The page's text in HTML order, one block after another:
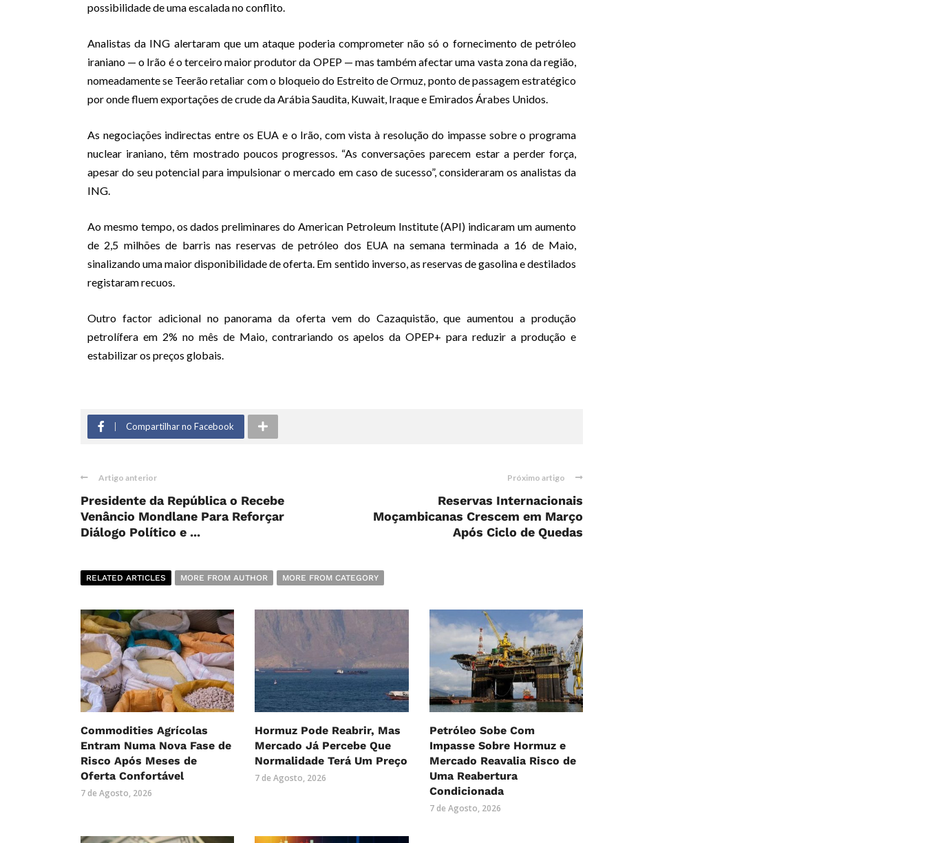
possibilidade de uma escalada no conflito.
Analistas da ING alertaram que um ataque poderia comprometer não só o fornecimento de petróleo
iraniano — o Irão é o terceiro maior produtor da OPEP — mas também afectar uma vasta zona da região,
nomeadamente se Teerão retaliar com o bloqueio do Estreito de Ormuz, ponto de passagem estratégico
por onde fluem exportações de crude da Arábia Saudita, Kuwait, Iraque e Emirados Árabes Unidos.
As negociações indirectas entre os EUA e o Irão, com vista à resolução do impasse sobre o programa
nuclear iraniano, têm mostrado poucos progressos. “As conversações parecem estar a perder força,
apesar do seu potencial para impulsionar o mercado em caso de sucesso”, consideraram os analistas da
ING.
Ao mesmo tempo, os dados preliminares do American Petroleum Institute (API) indicaram um aumento
de 2,5 milhões de barris nas reservas de petróleo dos EUA na semana terminada a 16 de Maio,
sinalizando uma maior disponibilidade de oferta. Em sentido inverso, as reservas de gasolina e destilados
registaram recuos.
Outro factor adicional no panorama da oferta vem do Cazaquistão, que aumentou a produção
petrolífera em 2% no mês de Maio, contrariando os apelos da OPEP+ para reduzir a produção e
estabilizar os preços globais.
Compartilhar no Facebook
Artigo anterior
Presidente da República o Recebe
Venâncio Mondlane Para Reforçar
Diálogo Político e ...
Próximo artigo
Reservas Internacionais
Moçambicanas Crescem em Março
Após Ciclo de Quedas
RELATED ARTICLES MORE FROM AUTHOR MORE FROM CATEGORY
Commodities Agrícolas
Entram Numa Nova Fase de
Risco Após Meses de
Oferta Confortável
7 de Agosto, 2026
Hormuz Pode Reabrir, Mas
Mercado Já Percebe Que
Normalidade Terá Um Preço
7 de Agosto, 2026
Petróleo Sobe Com
Impasse Sobre Hormuz e
Mercado Reavalia Risco de
Uma Reabertura
Condicionada
7 de Agosto, 2026